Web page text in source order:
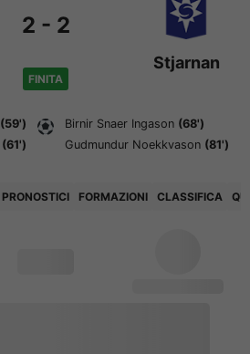
2 - 2
FINITA
Stjarnan
(59')
(61')
Birnir Snaer Ingason (68')
Gudmundur Noekkvason (81')
PRONOSTICI FORMAZIONI CLASSIFICA